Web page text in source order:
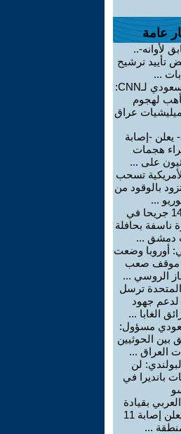
عامة
لأوانه-..
تأييد ترشيح
...
مسؤول سعودي لـCNN:
لهجوم
عراق
يعلن -إصابة
جراء هجمات
على ...
تسحب
بالوقود من
...
قتيلان و 14 جريحا في
ناسفة بحافلة
دمشق ...
أوروبا وضعت
موقف صعب
الروسي ...
المتحدة ترسل
لدعم جهود
الغابا ...
مسؤول:
بين الحوثيين
العراق ...
لن
بانديرا في
بقيادة
السعودية يعلن إصابة 11
...